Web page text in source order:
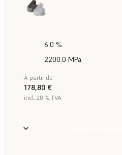
À partir de
178,80 €
incl. 20 % TVA
6.0 %
2200.0 MPa